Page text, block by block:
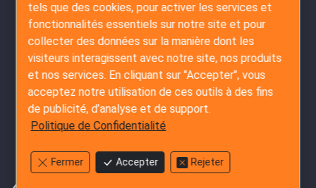
Plan du Site
Services d'Inspection
Inspection Pré-production
Inspection En Cours De Production
Inspection Pré-Expédition
Inspection de Chargement de Conteneur
Service Amazon FBA
tels que des cookies, pour activer les services et
fonctionnalités essentiels sur notre site et pour
collecter des données sur la manière dont les
visiteurs interagissent avec notre site, nos produits
et nos services. En cliquant sur "Accepter", vous
acceptez notre utilisation de ces outils à des fins
de publicité, d’analyse et de support.
Politique de Confidentialité
Fermer Accepter Rejeter